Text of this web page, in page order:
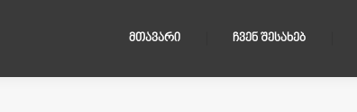
ᲛᲗᲐᲕᲐᲠᲘ ᲩᲕᲔᲜ ᲨᲔᲡᲐᲮᲔᲑ